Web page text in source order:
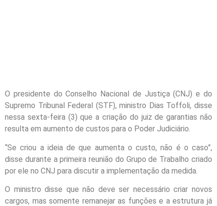
O presidente do Conselho Nacional de Justiça (CNJ) e do
Supremo Tribunal Federal (STF), ministro Dias Toffoli, disse
nessa sexta-feira (3) que a criação do juiz de garantias não
resulta em aumento de custos para o Poder Judiciário.
“Se criou a ideia de que aumenta o custo, não é o caso”,
disse durante a primeira reunião do Grupo de Trabalho criado
por ele no CNJ para discutir a implementação da medida.
O ministro disse que não deve ser necessário criar novos
cargos, mas somente remanejar as funções e a estrutura já